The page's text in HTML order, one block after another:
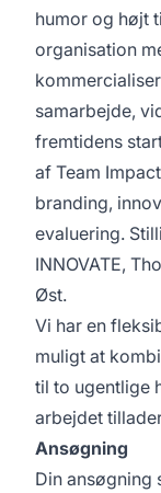
humor og højt
organisation
samarbejde,
fremtidens
af Team
branding,
evaluering.
INNOVATE,
Øst.
Vi har en
muligt at
til to ugentlige
arbejdet
Ansøgning
Din ansøgning